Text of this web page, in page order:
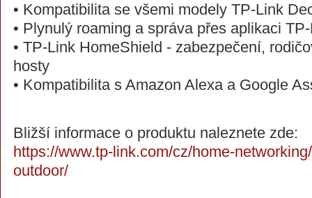
• Kompatibilita se všemi modely TP-Link
• Plynulý roaming a správa přes aplikaci
• TP-Link HomeShield - zabezpečení,
hosty
• Kompatibilita s Amazon Alexa a Google
Bližší informace o produktu naleznete zde:
https://www.tp-link.com/cz/home-
outdoor/